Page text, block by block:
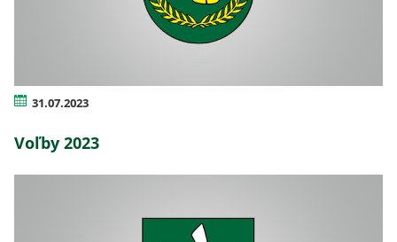
31.07.2023
Voľby 2023